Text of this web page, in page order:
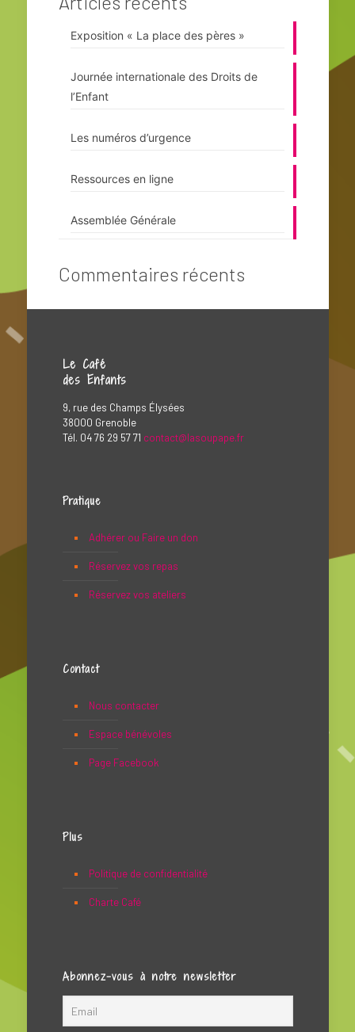
Exposition « La place des pères »
Journée internationale des Droits de
l’Enfant
Les numéros d’urgence
Ressources en ligne
Assemblée Générale
Commentaires récents
Le Café
des Enfants
9, rue des Champs Élysées
38000 Grenoble
Tél. 04 76 29 57 71 contact@lasoupape.fr
Pratique
Adhérer ou Faire un don
Réservez vos repas
Réservez vos ateliers
Contact
Nous contacter
Espace bénévoles
Page Facebook
Plus
Politique de confidentialité
Charte Café
Abonnez-vous à notre newsletter